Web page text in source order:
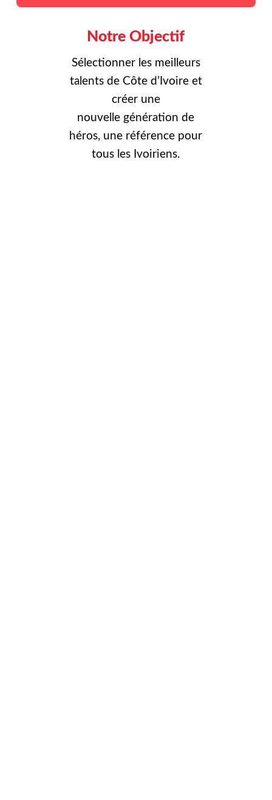
Notre Objectif
Sélectionner les meilleurs
talents de Côte d’Ivoire et
créer une
nouvelle génération de
héros, une référence pour
tous les Ivoiriens.